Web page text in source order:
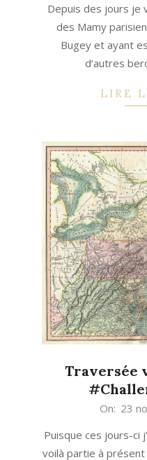
24
Depuis des jours je
des Mamy
Bugey et ayant
d’autres
LIRE
Traversée
23
On: 23
Puisque ces jours-ci
voilà partie à